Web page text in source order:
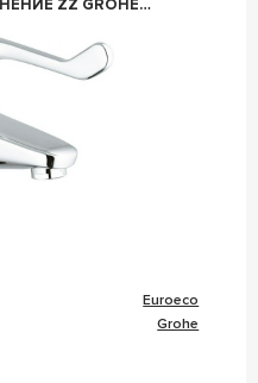
ZZ GROHE
Euroeco
Grohe